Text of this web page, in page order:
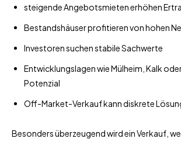
steigende Angebotsmieten erhöhen
Bestandshäuser profitieren von hohen
Investoren suchen stabile Sachwerte
Entwicklungslagen wie Mülheim, Kalk
Potenzial
Off-Market-Verkauf kann diskrete
Besonders überzeugend wird ein Verkauf,